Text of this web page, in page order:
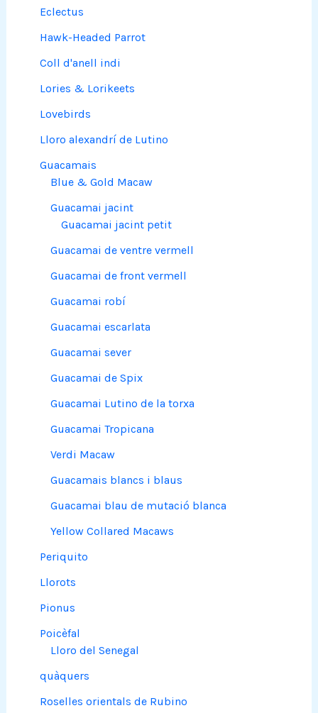
Eclectus
Hawk-Headed Parrot
Coll d'anell indi
Lories & Lorikeets
Lovebirds
Lloro alexandrí de Lutino
Guacamais
Blue & Gold Macaw
Guacamai jacint
Guacamai jacint petit
Guacamai de ventre vermell
Guacamai de front vermell
Guacamai robí
Guacamai escarlata
Guacamai sever
Guacamai de Spix
Guacamai Lutino de la torxa
Guacamai Tropicana
Verdi Macaw
Guacamais blancs i blaus
Guacamai blau de mutació blanca
Yellow Collared Macaws
Periquito
Llorots
Pionus
Poicèfal
Lloro del Senegal
quàquers
Roselles orientals de Rubino